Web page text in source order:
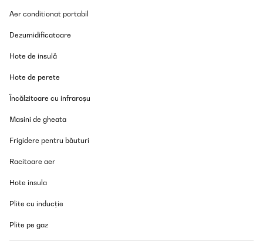
Utente Amazon
Traducere
Super Küchenmaschine mit viel Zubehör und unschlagbar im
geliefert). Bin sehr zufrieden.
Aer conditionat portabil
Dezumidificatoare
Hote de insulă
Hote de perete
Încălzitoare cu infraroșu
Masini de gheata
Frigidere pentru băuturi
Racitoare aer
Hote insula
Plite cu inducție
Plite pe gaz